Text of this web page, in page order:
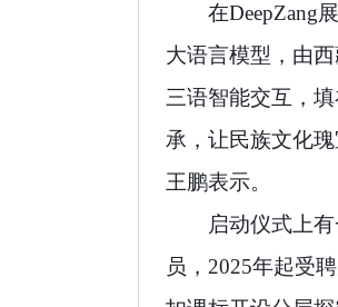
在DeepZang
大语言模型，由
三语智能交互，
承，让民族文化
王鹏表示。
启动仪式上
员，2025年起受